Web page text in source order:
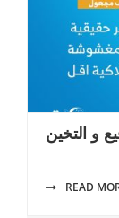
و التخين
READ